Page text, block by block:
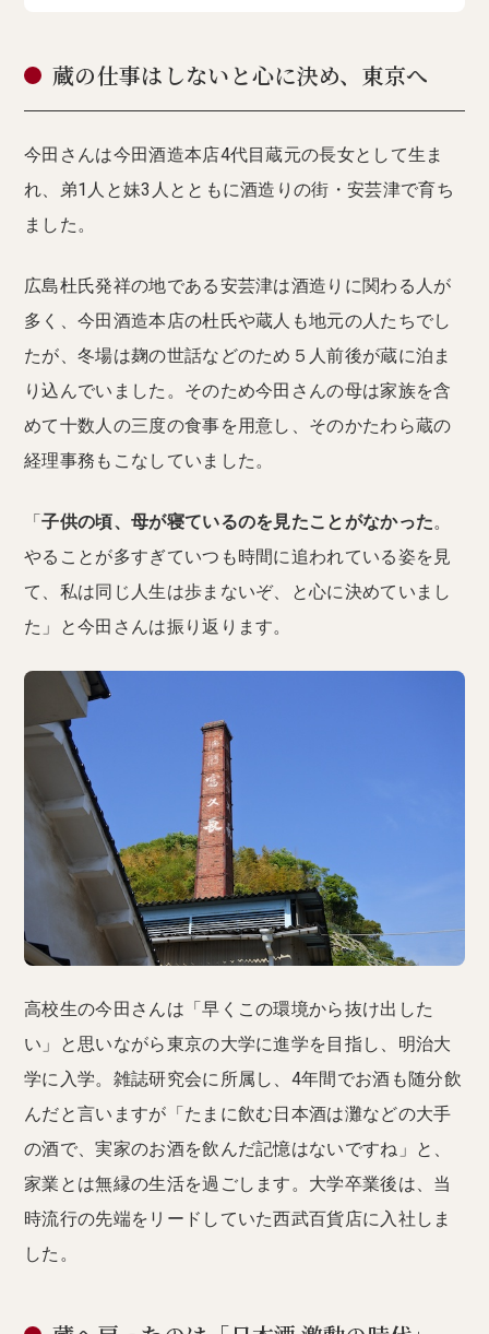
蔵の仕事はしないと心に決め、東京へ
今田さんは今田酒造本店4代目蔵元の長女として生ま
れ、弟1人と妹3人とともに酒造りの街・安芸津で育ち
ました。
広島杜氏発祥の地である安芸津は酒造りに関わる人が
多く、今田酒造本店の杜氏や蔵人も地元の人たちでし
たが、冬場は麹の世話などのため５人前後が蔵に泊ま
り込んでいました。そのため今田さんの母は家族を含
めて十数人の三度の食事を用意し、そのかたわら蔵の
経理事務もこなしていました。
「子供の頃、母が寝ているのを見たことがなかった。
やることが多すぎていつも時間に追われている姿を見
て、私は同じ人生は歩まないぞ、と心に決めていまし
た」と今田さんは振り返ります。
高校生の今田さんは「早くこの環境から抜け出した
い」と思いながら東京の大学に進学を目指し、明治大
学に入学。雑誌研究会に所属し、4年間でお酒も随分飲
んだと言いますが「たまに飲む日本酒は灘などの大手
の酒で、実家のお酒を飲んだ記憶はないですね」と、
家業とは無縁の生活を過ごします。大学卒業後は、当
時流行の先端をリードしていた西武百貨店に入社しま
した。